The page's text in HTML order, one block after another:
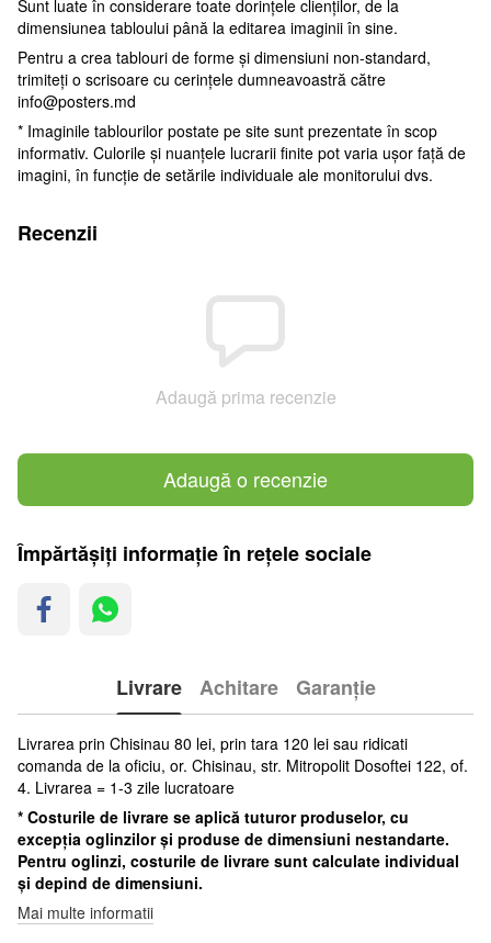
Sunt luate în considerare toate dorințele clienților, de la
dimensiunea tabloului până la editarea imaginii în sine.
Pentru a crea tablouri de forme și dimensiuni non-standard,
trimiteți o scrisoare cu cerințele dumneavoastră către
info@posters.md
* Imaginile tablourilor postate pe site sunt prezentate în scop
informativ. Culorile și nuanțele lucrarii finite pot varia ușor față de
imagini, în funcție de setările individuale ale monitorului dvs.
Recenzii
Adaugă prima recenzie
Adaugă o recenzie
Împărtășiți informație în rețele sociale
Livrare Achitare Garanție
Livrarea prin Chisinau 80 lei, prin tara 120 lei sau ridicati
comanda de la oficiu, or. Chisinau, str. Mitropolit Dosoftei 122, of.
4. Livrarea = 1-3 zile lucratoare
* Costurile de livrare se aplică tuturor produselor, cu
excepția oglinzilor și produse de dimensiuni nestandarte.
Pentru oglinzi, costurile de livrare sunt calculate individual
și depind de dimensiuni.
Mai multe informatii